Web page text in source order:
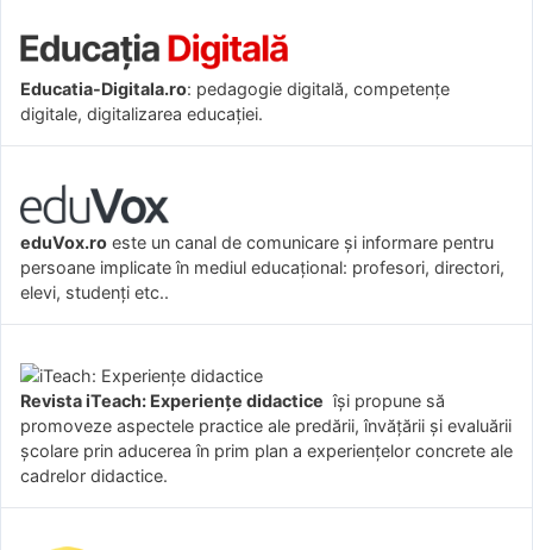
Educatia-Digitala.ro: pedagogie digitală, competențe
digitale, digitalizarea educației.
eduVox.ro este un canal de comunicare și informare pentru
persoane implicate în mediul educațional: profesori, directori,
elevi, studenți etc..
Revista iTeach: Experienţe didactice îşi propune să
promoveze aspectele practice ale predării, învăţării şi evaluării
şcolare prin aducerea în prim plan a experienţelor concrete ale
cadrelor didactice.